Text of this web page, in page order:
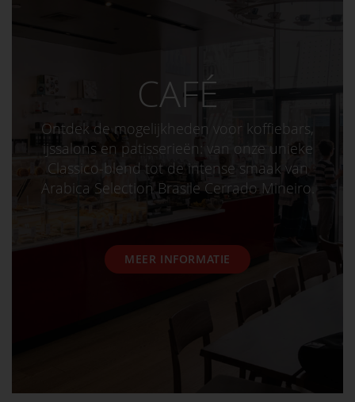
CAFÉ
Ontdek de mogelijkheden voor koffiebars,
ijssalons en patisserieën: van onze unieke
Classico-blend tot de intense smaak van
Arabica Selection Brasile Cerrado Mineiro.
MEER INFORMATIE